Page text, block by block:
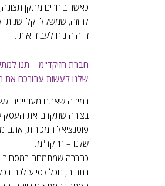
כאשר בוחרים מתקן
להזזה, שמשקלו קל
זו יהיה נוח לעבוד איתו.
חברת חזיקד"מ – תנו
שלנו לעשות עבורכם את
במידה שאתם מעוניינים
בצורה שתקדם את העסק
פוטנציאל המכירות, אתם
שלנו – חזיקד"מ.
כחברה שמתמחה במסחור
בתחום, נוכל לסייע לכם